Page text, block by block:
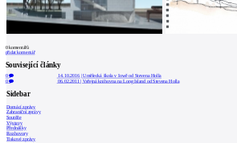
0komentářů
přidat komentář
Související články
0 14.10.2016 |Umělecká škola v Iowě od Stevena Holla
0 06.02.2011 | Veřejná knihovna na Long Island od Stevena Holla
Sidebar
Domácí zprávy
Zahraniční zprávy
Soutěže
Výstavy
Přednášky
Rozhovory
Tiskové zprávy